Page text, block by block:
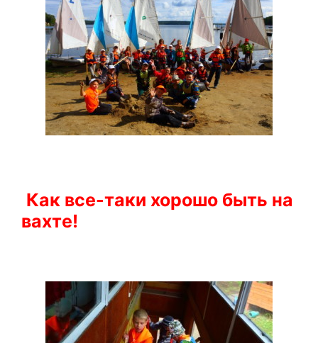
Как все-таки хорошо быть на
вахте!